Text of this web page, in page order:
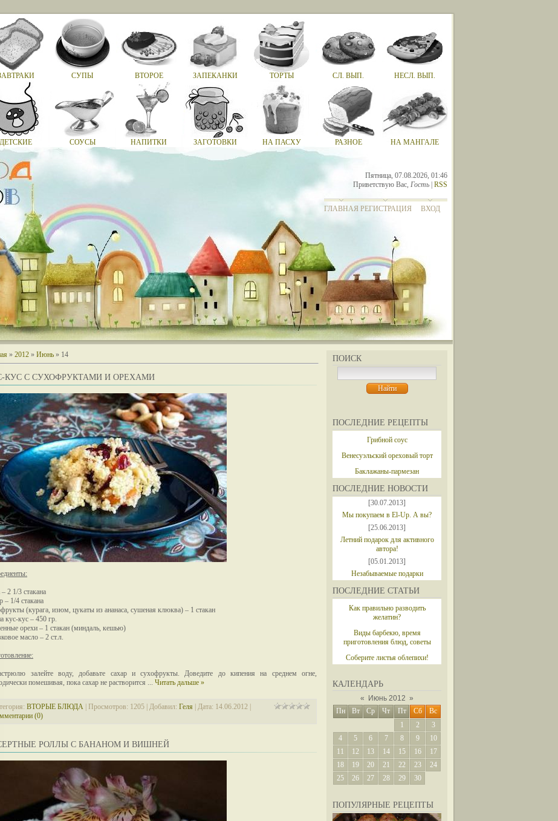
СУПЫ ВТОРОЕ ЗАПЕКАНКИ ТОРТЫ СЛ. ВЫП. НЕСЛ. ВЫП.
ДЕТСКИЕ СОУСЫ НАПИТКИ ЗАГОТОВКИ НА ПАСХУ РАЗНОЕ НА МАНГАЛЕ
Пятница, 07.08.2026, 01:46
Приветствую Вас, Гость RSS
ГЛАВНАЯ РЕГИСТРАЦИЯ ВХОД
ПОИСК
ПОСЛЕДНИЕ РЕЦЕПТЫ
Грибной соус
Венесуэльский ореховый торт
Баклажаны-пармезан
ПОСЛЕДНИЕ НОВОСТИ
[30.07.2013]
Мы покупаем в El-Up. А вы?
[25.06.2013]
Летний подарок для активного
автора!
[05.01.2013]
Незабываемые подарки
ПОСЛЕДНИЕ СТАТЬИ
Как правильно разводить
желатин?
Виды барбекю, время
приготовления блюд, советы
Соберите листья облепихи!
КАЛЕНДАРЬ
« Июнь 2012 »
Пн
Вт Ср Чт Пт Сб
Вс
1
2
3
4
5 6 7 8 9
10
11
12 13 14 15 16
17
18
19 20 21 22 23
24
25
26 27 28 29 30
ПОПУЛЯРНЫЕ РЕЦЕПТЫ
» 2012 » Июнь » 14
КУС С СУХОФРУКТАМИ И ОРЕХАМИ
2 1/3 стакана
– 1/4 стакана
(курага, изюм, цукаты из ананаса, сушеная клюква) – 1 стакан
кус-кус – 450 гр.
орехи – 1 стакан (миндаль, кешью)
масло – 2 ст.л.
залейте воду, добавьте сахар и сухофрукты. Доведите до кипения на среднем огне,
помешивая, пока сахар не растворится ... Читать дальше »
ВТОРЫЕ БЛЮДА | Просмотров: 1205 | Добавил: Геля | Дата: 14.06.2012
(0)
РОЛЛЫ С БАНАНОМ И ВИШНЕЙ